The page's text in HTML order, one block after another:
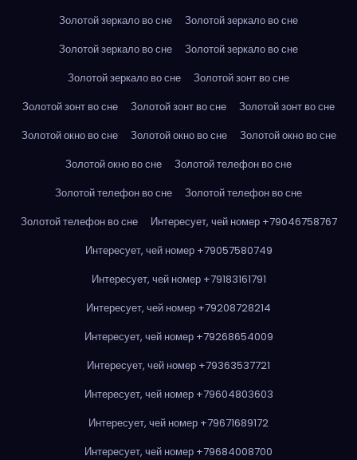
Золотой зеркало во сне
Золотой зеркало во сне
Золотой зеркало во сне
Золотой зеркало во сне
Золотой зеркало во сне
Золотой зонт во сне
Золотой зонт во сне
Золотой зонт во сне
Золотой зонт во сне
Золотой окно во сне
Золотой окно во сне
Золотой окно во сне
Золотой окно во сне
Золотой телефон во сне
Золотой телефон во сне
Золотой телефон во сне
Золотой телефон во сне
Интересует, чей номер +79046758767
Интересует, чей номер +79057580749
Интересует, чей номер +79183161791
Интересует, чей номер +79208728214
Интересует, чей номер +79268654009
Интересует, чей номер +79363537721
Интересует, чей номер +79604803603
Интересует, чей номер +79671689172
Интересует, чей номер +79684008700